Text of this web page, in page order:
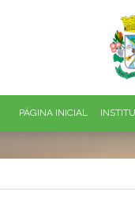
PÁGINA INICIAL